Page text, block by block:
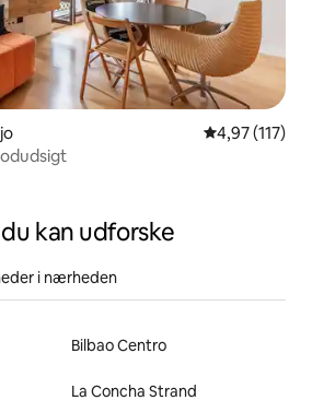
4,97 ud af 5 i
4,97 (117)
kan udforske
i nærheden
Bilbao Centro
La Concha Strand